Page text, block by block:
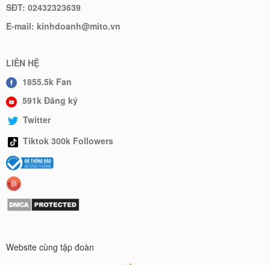
SĐT: 02432323639
E-mail: kinhdoanh@mito.vn
LIÊN HỆ
1855.5k Fan
591k Đăng ký
Twitter
Tiktok 300k Followers
Website cùng tập đoàn